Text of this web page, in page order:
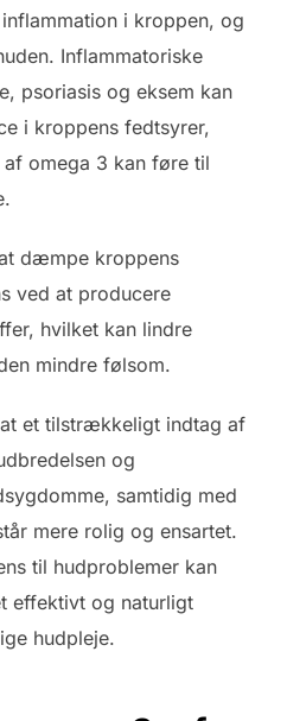
i kroppen, og
Inflammatoriske
psoriasis og eksem kan
i kroppens fedtsyrer,
omega 3 kan føre til
dæmpe kroppens
ved at producere
hvilket kan lindre
mindre følsom.
et tilstrækkeligt indtag af
og
samtidig med
mere rolig og ensartet.
til hudproblemer kan
effektivt og naturligt
hudpleje.